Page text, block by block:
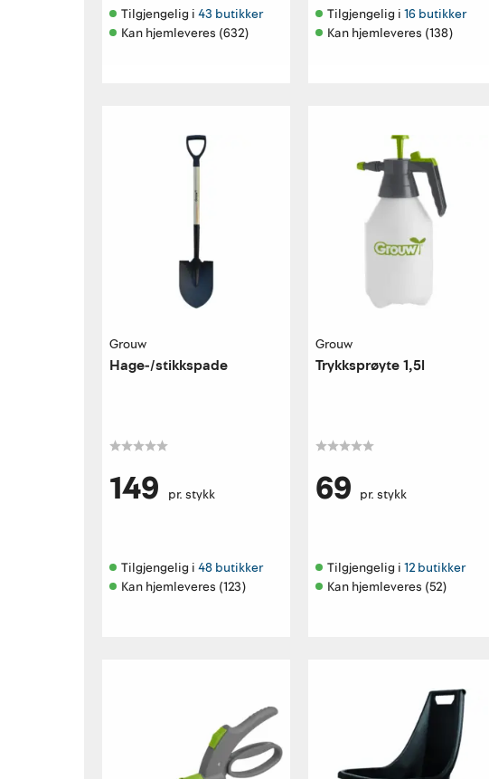
Tilgjengelig i 43 butikker
Kan hjemleveres (632)
Tilgjengelig i 16 butikker
Kan hjemleveres (138)
Grouw
Hage-/stikkspade
149 pr. stykk
Tilgjengelig i 48 butikker
Kan hjemleveres (123)
Grouw
Trykksprøyte 1,5l
69 pr. stykk
Tilgjengelig i 12 butikker
Kan hjemleveres (52)